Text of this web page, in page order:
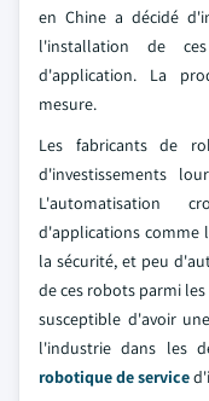
en Chine a décidé
l'installation de
d'application. La
mesure.
Les fabricants de
d'investissements
L'automatisation
d'applications comme
la sécurité, et peu
de ces robots parmi
susceptible d'avoir
l'industrie dans les
robotique de service